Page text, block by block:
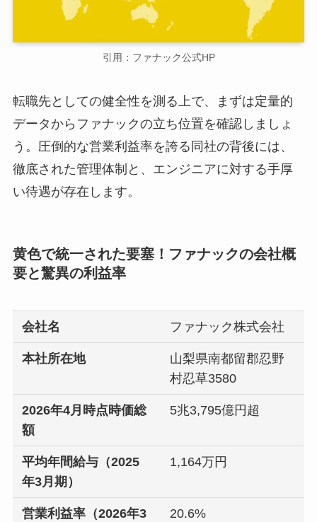
引用：ファナック公式HP
転職先としての健全性を測る上で、まずは定量的
データからファナックの立ち位置を確認しましょ
う。圧倒的な営業利益率を誇る同社の背後には、
徹底された管理体制と、エンジニアに対する手厚
い待遇が存在します。
黄色で統一された要塞！ファナックの会社概
要と驚異の利益率
会社名 ファナック株式会社
本社所在地
山梨県南都留郡忍野
村忍草3580
2026年4月時点時価総
額
5兆3,795億円超
平均年間給与（2025
年3月期）
1,164万円
営業利益率（2026年3 20.6%